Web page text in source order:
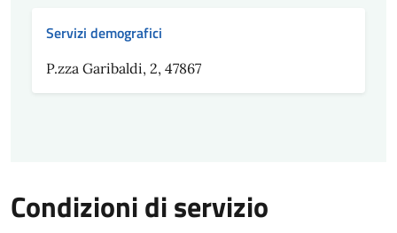
Servizi demografici
P.zza Garibaldi, 2, 47867
Condizioni di servizio